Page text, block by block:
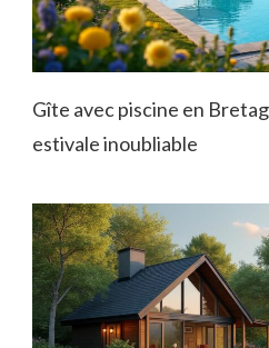
Gîte avec piscine en
estivale inoubliable